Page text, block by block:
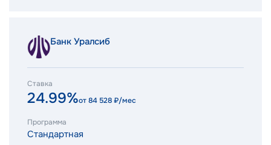
Банк Уралсиб
Ставка
24.99%от84 528₽/мес
Программа
Стандартная